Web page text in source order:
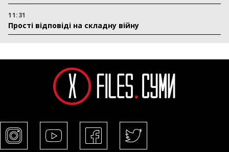
11:31
Прості відповіді на складну війну